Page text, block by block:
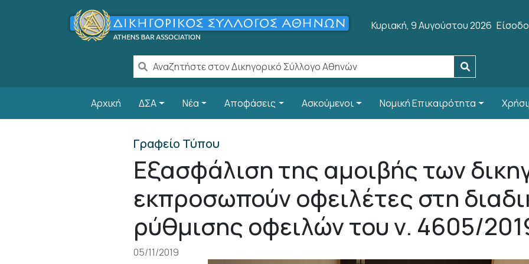
Παράκαμψη προς το κυρίως περιεχόμενο
Κυριακή, 9 Αυγούστου 2026User
Αρχική ΔΣΑ Νέα Αποφάσεις Ασκούμενοι Νομική Επικαιρότητα
Γραφείο Τύπου
Εξασφάλιση της αμοιβής των
εκπροσωπούν οφειλέτες στη
ρύθμισης οφειλών του ν. 4605/
05/11/2019